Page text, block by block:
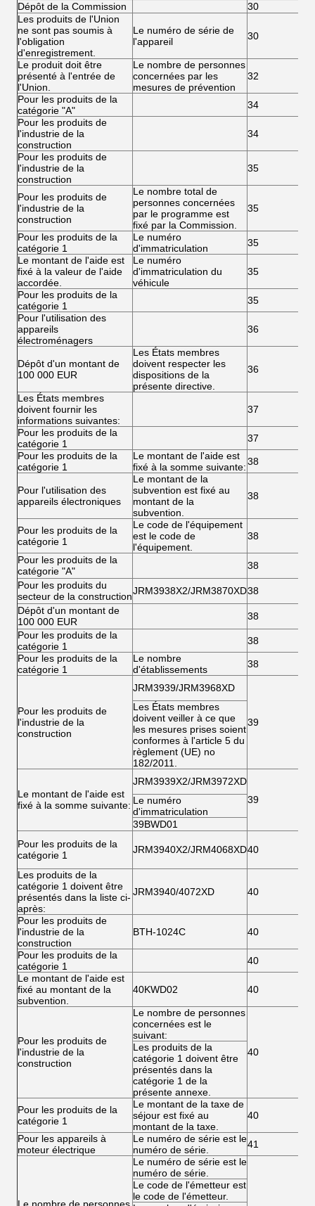
Dépôt de la Commission
30
Les produits de l'Union
ne sont pas soumis à
l'obligation
d'enregistrement.
Le numéro de série de
l'appareil
30
Le produit doit être
présenté à l'entrée de
l'Union.
Le nombre de personnes
concernées par les
mesures de prévention
32
Pour les produits de la
catégorie "A"
34
Pour les produits de
l'industrie de la
construction
34
Pour les produits de
l'industrie de la
construction
35
Pour les produits de
l'industrie de la
construction
Le nombre total de
personnes concernées
par le programme est
fixé par la Commission.
35
Pour les produits de la
catégorie 1
Le numéro
d'immatriculation
35
Le montant de l'aide est
fixé à la valeur de l'aide
accordée.
Le numéro
d'immatriculation du
véhicule
35
Pour les produits de la
catégorie 1
35
Pour l'utilisation des
appareils
électroménagers
36
Dépôt d'un montant de
100 000 EUR
Les États membres
doivent respecter les
dispositions de la
présente directive.
36
Les États membres
doivent fournir les
informations suivantes:
37
Pour les produits de la
catégorie 1
37
Pour les produits de la
catégorie 1
Le montant de l'aide est
fixé à la somme suivante:38
Pour l'utilisation des
appareils électroniques
Le montant de la
subvention est fixé au
montant de la
subvention.
38
Pour les produits de la
catégorie 1
Le code de l'équipement
est le code de
l'équipement.
38
Pour les produits de la
catégorie "A"
38
Pour les produits du
secteur de la constructionJRM3938X2/JRM3870XD38
Dépôt d'un montant de
100 000 EUR
38
Pour les produits de la
catégorie 1
38
Pour les produits de la
catégorie 1
Le nombre
d'établissements
38
Pour les produits de
l'industrie de la
construction
JRM3939/JRM3968XD
39
Les États membres
doivent veiller à ce que
les mesures prises soient
conformes à l'article 5 du
règlement (UE) no
182/2011.
Le montant de l'aide est
fixé à la somme suivante:
JRM3939X2/JRM3972XD
39
Le numéro
d'immatriculation
39BWD01
Pour les produits de la
catégorie 1
JRM3940X2/JRM4068XD40
Les produits de la
catégorie 1 doivent être
présentés dans la liste ci-
après:
JRM3940/4072XD 40
Pour les produits de
l'industrie de la
construction
BTH-1024C 40
Pour les produits de la
catégorie 1
40
Le montant de l'aide est
fixé au montant de la
subvention.
40KWD02 40
Pour les produits de
l'industrie de la
construction
Le nombre de personnes
concernées est le
suivant:
40
Les produits de la
catégorie 1 doivent être
présentés dans la
catégorie 1 de la
présente annexe.
Pour les produits de la
catégorie 1
Le montant de la taxe de
séjour est fixé au
montant de la taxe.
40
Pour les appareils à
moteur électrique
Le numéro de série est le
numéro de série.
41
Le numéro de série est le
numéro de série.
Le code de l'émetteur est
le code de l'émetteur.